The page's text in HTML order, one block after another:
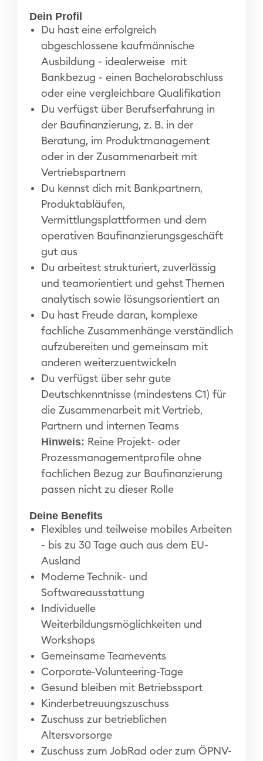
Dein Profil
Du hast eine erfolgreich
abgeschlossene kaufmännische
Ausbildung - idealerweise mit
Bankbezug - einen Bachelorabschluss
oder eine vergleichbare Qualifikation
Du verfügst über Berufserfahrung in
der Baufinanzierung, z. B. in der
Beratung, im Produktmanagement
oder in der Zusammenarbeit mit
Vertriebspartnern
Du kennst dich mit Bankpartnern,
Produktabläufen,
Vermittlungsplattformen und dem
operativen Baufinanzierungsgeschäft
gut aus
Du arbeitest strukturiert, zuverlässig
und teamorientiert und gehst Themen
analytisch sowie lösungsorientiert an
Du hast Freude daran, komplexe
fachliche Zusammenhänge verständlich
aufzubereiten und gemeinsam mit
anderen weiterzuentwickeln
Du verfügst über sehr gute
Deutschkenntnisse (mindestens C1) für
die Zusammenarbeit mit Vertrieb,
Partnern und internen Teams
Hinweis: Reine Projekt- oder
Prozessmanagementprofile ohne
fachlichen Bezug zur Baufinanzierung
passen nicht zu dieser Rolle
Deine Benefits
Flexibles und teilweise mobiles Arbeiten
- bis zu 30 Tage auch aus dem EU-
Ausland
Moderne Technik- und
Softwareausstattung
Individuelle
Weiterbildungsmöglichkeiten und
Workshops
Gemeinsame Teamevents
Corporate-Volunteering-Tage
Gesund bleiben mit Betriebssport
Kinderbetreuungszuschuss
Zuschuss zur betrieblichen
Altersvorsorge
Zuschuss zum JobRad oder zum ÖPNV-